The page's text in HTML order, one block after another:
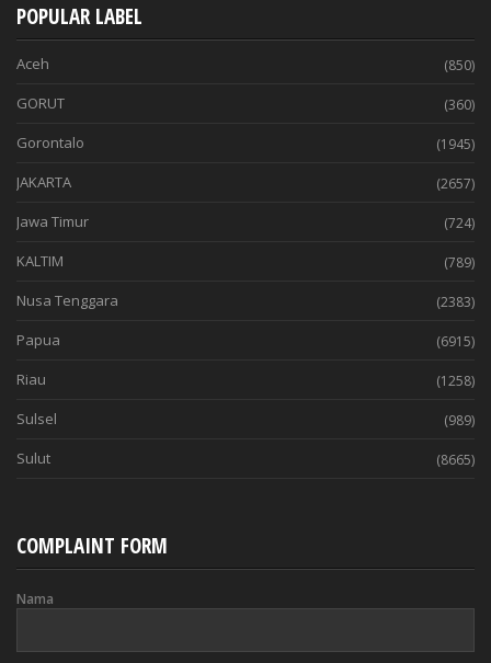
POPULAR LABEL
Aceh (850)
GORUT (360)
Gorontalo (1945)
JAKARTA (2657)
Jawa Timur (724)
KALTIM (789)
Nusa Tenggara (2383)
Papua (6915)
Riau (1258)
Sulsel (989)
Sulut (8665)
COMPLAINT FORM
Nama